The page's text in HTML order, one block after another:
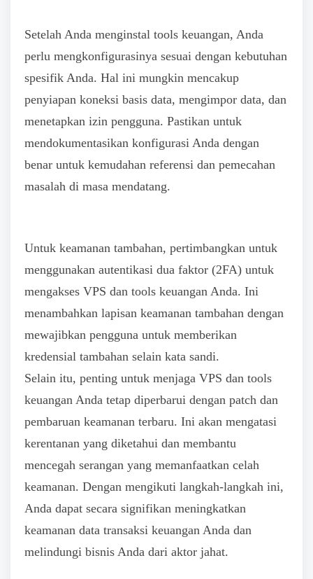
Setelah Anda menginstal tools keuangan, Anda
perlu mengkonfigurasinya sesuai dengan kebutuhan
spesifik Anda. Hal ini mungkin mencakup
penyiapan koneksi basis data, mengimpor data, dan
menetapkan izin pengguna. Pastikan untuk
mendokumentasikan konfigurasi Anda dengan
benar untuk kemudahan referensi dan pemecahan
masalah di masa mendatang.
Untuk keamanan tambahan, pertimbangkan untuk
menggunakan autentikasi dua faktor (2FA) untuk
mengakses VPS dan tools keuangan Anda. Ini
menambahkan lapisan keamanan tambahan dengan
mewajibkan pengguna untuk memberikan
kredensial tambahan selain kata sandi.
Selain itu, penting untuk menjaga VPS dan tools
keuangan Anda tetap diperbarui dengan patch dan
pembaruan keamanan terbaru. Ini akan mengatasi
kerentanan yang diketahui dan membantu
mencegah serangan yang memanfaatkan celah
keamanan. Dengan mengikuti langkah-langkah ini,
Anda dapat secara signifikan meningkatkan
keamanan data transaksi keuangan Anda dan
melindungi bisnis Anda dari aktor jahat.